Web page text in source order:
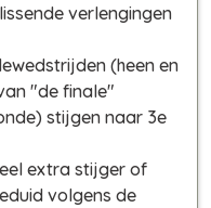
verlengingen
(heen en
"de finale"
stijgen naar 3e
extra stijger of
volgens de